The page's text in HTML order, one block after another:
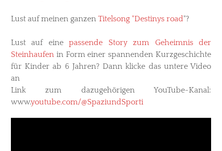
Lust auf meinen ganzen Titelsong "Destinys road"?
Lust auf einepassende Story zum Geheimnis der
Steinhaufen in Form einer spannenden Kurzgeschichte
für Kinder ab 6 Jahren? Dann klicke das untere Video
an
Link zum dazugehörigen YouTube-Kanal:
www.youtube.com/@SpaziundSporti